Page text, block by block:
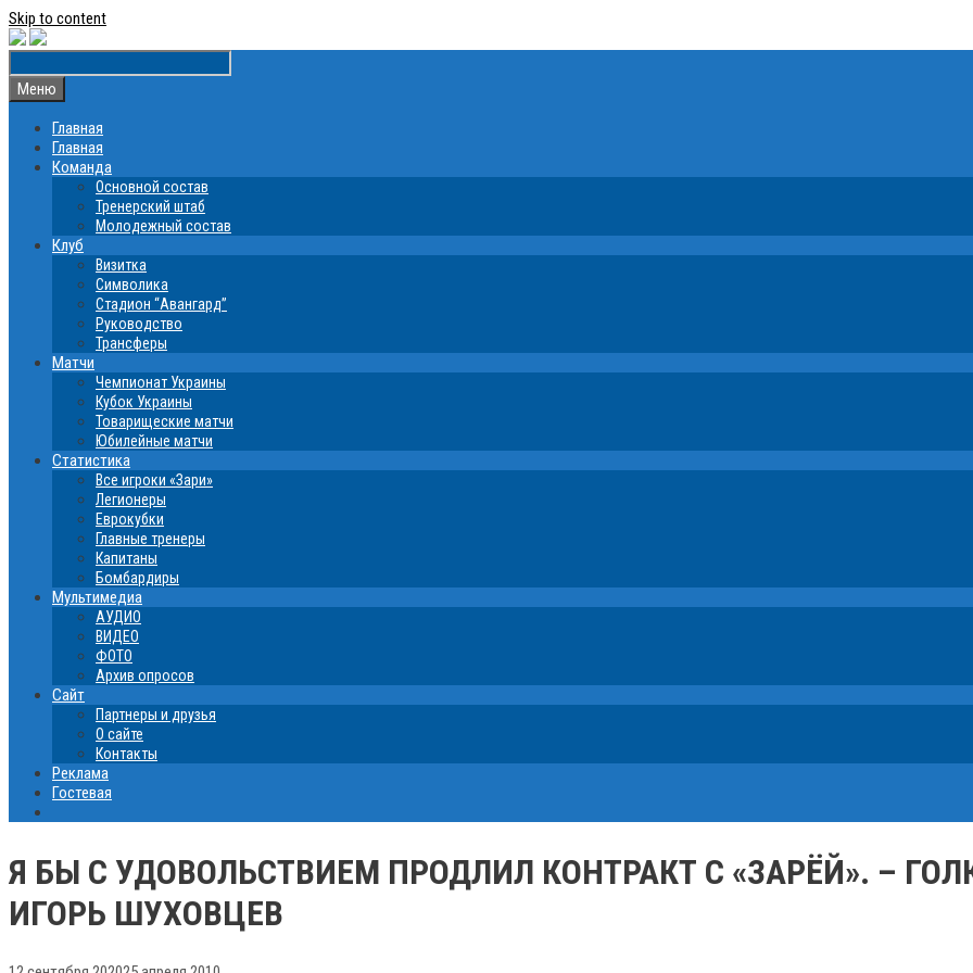
Skip to content
Меню
Главная
Главная
Команда
Основной состав
Тренерский штаб
Молодежный состав
Клуб
Визитка
Символика
Стадион “Авангард”
Руководство
Трансферы
Матчи
Чемпионат Украины
Кубок Украины
Товарищеские матчи
Юбилейные матчи
Статистика
Все игроки «Зари»
Легионеры
Еврокубки
Главные тренеры
Капитаны
Бомбардиры
Мультимедиа
АУДИО
ВИДЕО
ФОТО
Архив опросов
Сайт
Партнеры и друзья
О сайте
Контакты
Реклама
Гостевая
Я БЫ С УДОВОЛЬСТВИЕМ ПРОДЛИЛ КОНТРАКТ С «ЗАРЁЙ». –
ИГОРЬ ШУХОВЦЕВ